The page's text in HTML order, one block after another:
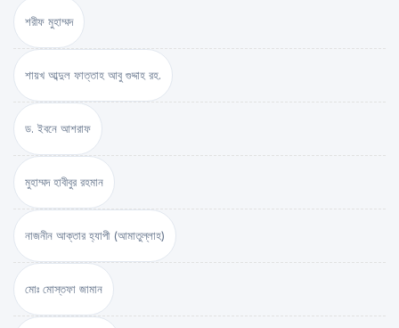
শরীফ মুহাম্মদ
শায়খ আব্দুল ফাত্তাহ আবু গুদ্দাহ রহ.
ড. ইবনে আশরাফ
মুহাম্মদ হাবীবুর রহমান
নাজনীন আক্তার হ্যাপী (আমাতুল্লাহ)
মোঃ মোস্তফা জামান